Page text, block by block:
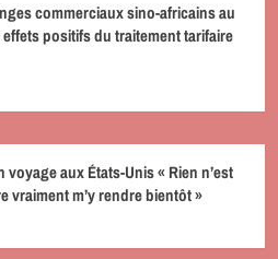
commerciaux sino-africains au
positifs du traitement tarifaire
aux États-Unis « Rien n’est
vraiment m’y rendre bientôt »